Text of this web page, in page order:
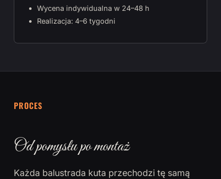
Wycena indywidualna w 24–48 h
Realizacja: 4–6 tygodni
PROCES
Od pomysłu po montaż
Każda balustrada kuta przechodzi tę samą